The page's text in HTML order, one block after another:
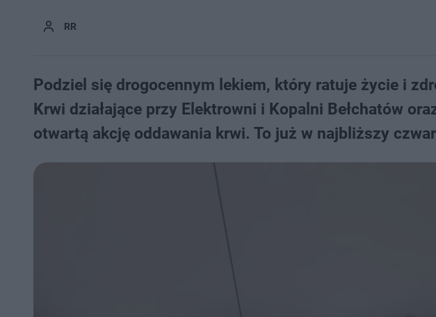
RR
Podziel się drogocennym lekiem, który ratuje życie i
Krwi działające przy Elektrowni i Kopalni Bełchatów
otwartą akcję oddawania krwi. To już w najbliższy